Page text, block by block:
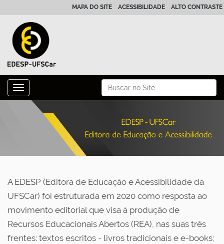
Busca
Busca Avançada…
MAPA DO SITE ACESSIBILIDADE ALTO CONTRASTE
Toggle navigation
A EDESP (Editora de Educação e Acessibilidade da
UFSCar) foi estruturada em 2020 como resposta ao
movimento editorial que visa à produção de
Recursos Educacionais Abertos (REA), nas suas três
frentes: textos escritos - livros tradicionais e e-books;